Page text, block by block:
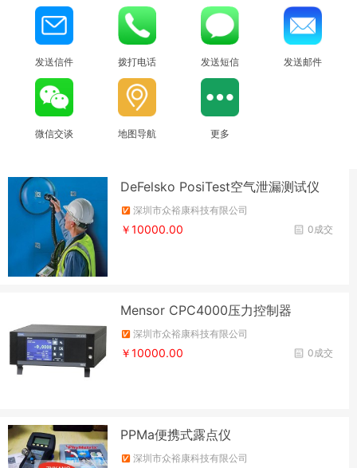
发送信件 拨打电话 发送短信 发送邮件
微信交谈 地图导航 更多
DeFelsko PosiTest空气泄漏测试仪
深圳市众裕康科技有限公司
0成交
￥10000.00
Mensor CPC4000压力控制器
深圳市众裕康科技有限公司
0成交
￥10000.00
PPMa便携式露点仪
深圳市众裕康科技有限公司